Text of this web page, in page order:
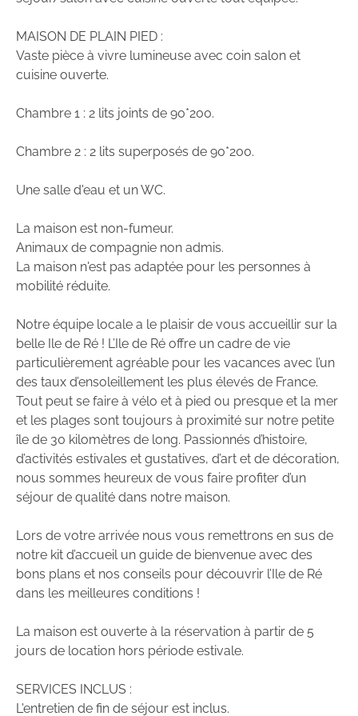
MAISON DE PLAIN PIED :
Vaste pièce à vivre lumineuse avec coin salon et
cuisine ouverte.
Chambre 1 : 2 lits joints de 90*200.
Chambre 2 : 2 lits superposés de 90*200.
Une salle d'eau et un WC.
La maison est non-fumeur.
Animaux de compagnie non admis.
La maison n'est pas adaptée pour les personnes à
mobilité réduite.
Notre équipe locale a le plaisir de vous accueillir sur la
belle Ile de Ré ! L’Ile de Ré offre un cadre de vie
particulièrement agréable pour les vacances avec l’un
des taux d’ensoleillement les plus élevés de France.
Tout peut se faire à vélo et à pied ou presque et la mer
et les plages sont toujours à proximité sur notre petite
île de 30 kilomètres de long. Passionnés d’histoire,
d’activités estivales et gustatives, d’art et de décoration,
nous sommes heureux de vous faire profiter d’un
séjour de qualité dans notre maison.
Lors de votre arrivée nous vous remettrons en sus de
notre kit d’accueil un guide de bienvenue avec des
bons plans et nos conseils pour découvrir l’Ile de Ré
dans les meilleures conditions !
La maison est ouverte à la réservation à partir de 5
jours de location hors période estivale.
SERVICES INCLUS :
L'entretien de fin de séjour est inclus.